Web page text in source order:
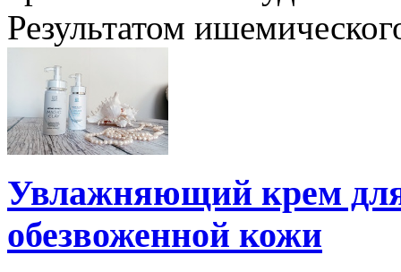
Результатом
Увлажняющий крем для
обезвоженной кожи